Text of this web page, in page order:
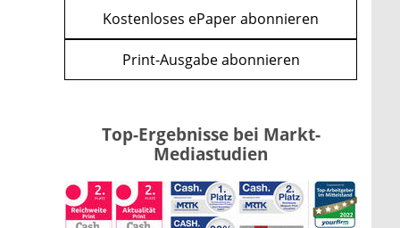
Kostenloses ePaper abonnieren
Print-Ausgabe abonnieren
Top-Ergebnisse bei Markt-
Mediastudien